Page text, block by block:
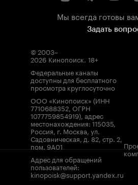
Мы всегда готовы
Задать
© 2003–
2026 Кинопоиск. 18+
Федеральные каналы
доступны для бесплатного
просмотра круглосуточно
ООО «Кинопоиск» (ИНН
7710688352, ОГРН
1077759854919), адрес
местонахождения: 115035,
Россия, г. Москва, ул.
Садовническая, д. 82, стр. 2,
пом. 9А01
Адрес для обращений
пользователей:
kinopoisk@support.yandex.ru